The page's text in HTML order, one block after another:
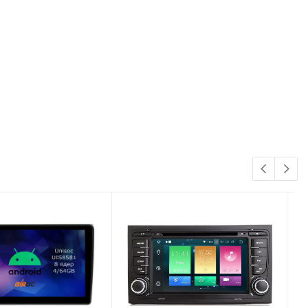
A75 + 6 ядер ARM cortex A55) и 8Гб оперативной
магнитолы на базе Android 13 под собственные
актуальной дорожной информации,